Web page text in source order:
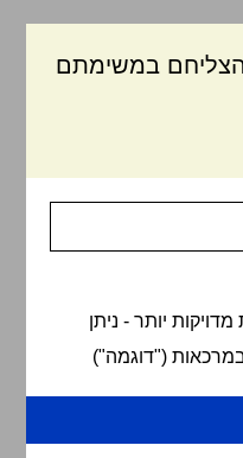
במשימתם
יותר - ניתן
("דוגמה")